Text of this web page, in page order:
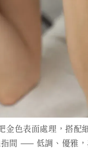
金色表面處理，搭配
間 —— 低調、優雅，